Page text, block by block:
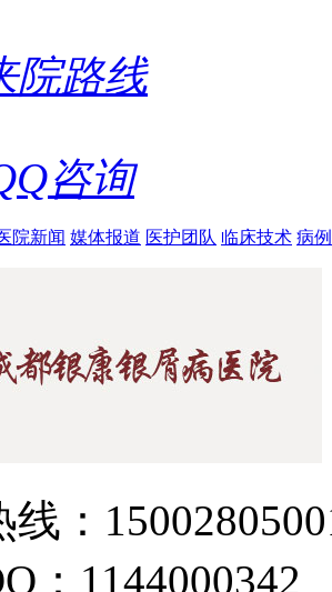
院路线
咨询
院新闻 媒体报道 医护团队 临床技术 病
线：
：1144000342